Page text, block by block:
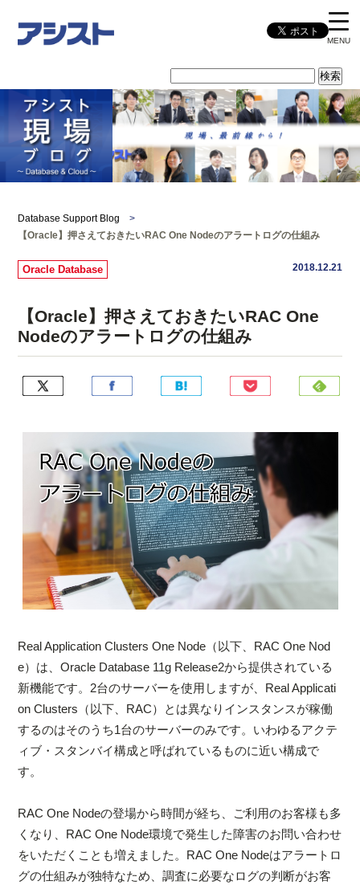
MENU
Database Support Blog
>
【Oracle】押さえておきたいRAC One Nodeのアラートログの仕組み
Oracle Database 2018.12.21
【Oracle】押さえておきたいRAC One
Nodeのアラートログの仕組み
Real Application Clusters One Node（以下、RAC One Nod
e）は、Oracle Database 11g Release2から提供されている
新機能です。2台のサーバーを使用しますが、Real Applicati
on Clusters（以下、RAC）とは異なりインスタンスが稼働
するのはそのうち1台のサーバーのみです。いわゆるアクテ
ィブ・スタンバイ構成と呼ばれているものに近い構成で
す。
RAC One Nodeの登場から時間が経ち、ご利用のお客様も多
くなり、RAC One Node環境で発生した障害のお問い合わせ
をいただくことも増えました。RAC One Nodeはアラートロ
グの仕組みが独特なため、調査に必要なログの判断がお客